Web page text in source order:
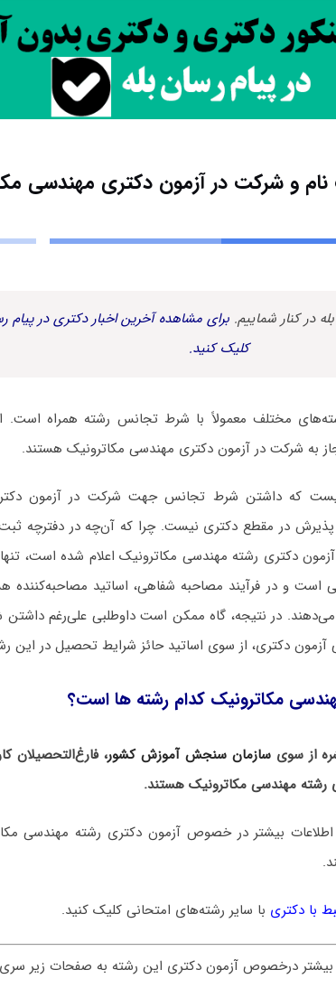
و شرکت در آزمون دکتری مهندسی
در کنار شماییم. برای مشاهده آخرین اخبار دکتری در پیام
کلیک کنید.
مختلف معمولاً با شرط تجانس رشته همراه است.
به شرکت در آزمون دکتری مهندسی مکاترونیک هستند.
نیست که داشتن شرط تجانس جهت شرکت در آزمون
پذیرش در مقطع دکتری نیست. چرا که آن‌چه در دفترچه
دکتری رشته مهندسی مکاترونیک اعلام شده است،
است و در فرآیند مصاحبه شفاهی، اساتید مصاحبه‌کننده
در نتیجه، گاه ممکن است داوطلبی علی‌رغم
آزمون دکتری، از سوی اساتید حائز شرایط تحصیل در این
مکاترونیک کدام رشته ها است؟
از سویسازمان سنجش آموزش کشور، فارغ‌التحصیلان
رشته مهندسی مکاترونیک هستند.
بیشتر در خصوص آزمون دکتری رشته مهندسی
با دکتری با سایر رشته‌های امتحانی کلیک کنید.
درخصوص آزمون دکتری این رشته به صفحات زیر سری